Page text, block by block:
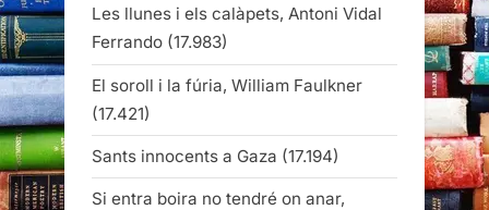
Les llunes i els calàpets, Antoni Vidal
Ferrando (17.983)
El soroll i la fúria, William Faulkner
(17.421)
Sants innocents a Gaza (17.194)
Si entra boira no tendré on anar,